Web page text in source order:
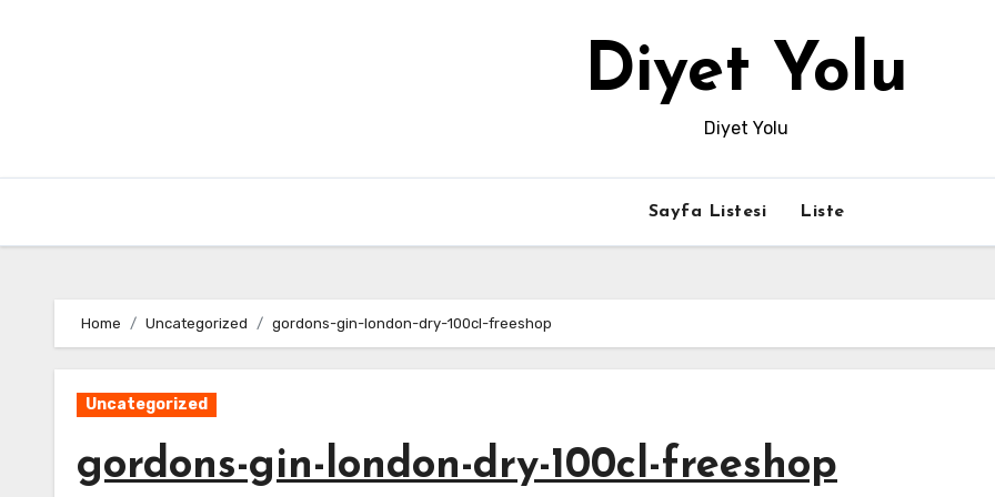
Diyet Yolu
Diyet Yolu
Sayfa Listesi Liste
Home Uncategorized gordons-gin-london-dry-100cl-freeshop
Uncategorized
gordons-gin-london-dry-100cl-freeshop